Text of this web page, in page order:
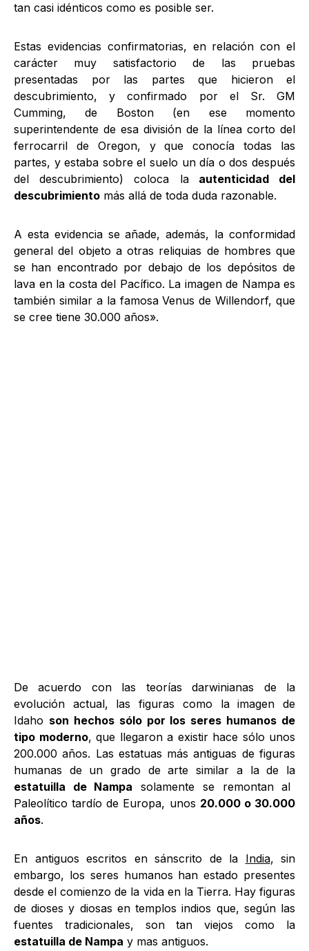
tan casi idénticos como es posible ser.
Estas evidencias confirmatorias, en relación con el
carácter muy satisfactorio de las pruebas
presentadas por las partes que hicieron el
descubrimiento, y confirmado por el Sr. GM
Cumming, de Boston (en ese momento
superintendente de esa división de la línea corto del
ferrocarril de Oregon, y que conocía todas las
partes, y estaba sobre el suelo un día o dos después
del descubrimiento) coloca laautenticidad del
descubrimiento más allá de toda duda razonable.
A esta evidencia se añade, además, la conformidad
general del objeto a otras reliquias de hombres que
se han encontrado por debajo de los depósitos de
lava en la costa del Pacífico. La imagen de Nampa es
también similar a la famosa Venus de Willendorf, que
se cree tiene 30.000 años».
De acuerdo con las teorías darwinianas de la
evolución actual, las figuras como la imagen de
Idaho son hechos sólo por los seres humanos de
tipo moderno, que llegaron a existir hace sólo unos
200.000 años. Las estatuas más antiguas de figuras
humanas de un grado de arte similar a la de la
estatuilla de Nampa solamente se remontan al
Paleolítico tardío de Europa, unos 20.000 o 30.000
años.
En antiguos escritos en sánscrito de la India, sin
embargo, los seres humanos han estado presentes
desde el comienzo de la vida en la Tierra. Hay figuras
de dioses y diosas en templos indios que, según las
fuentes tradicionales, son tan viejos como la
estatuilla de Nampa y mas antiguos.